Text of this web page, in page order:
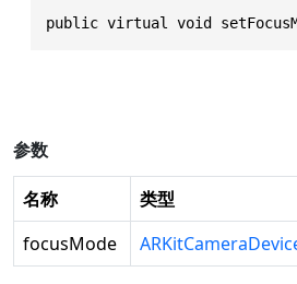
public virtual void
参数
名称 类型
focusMode